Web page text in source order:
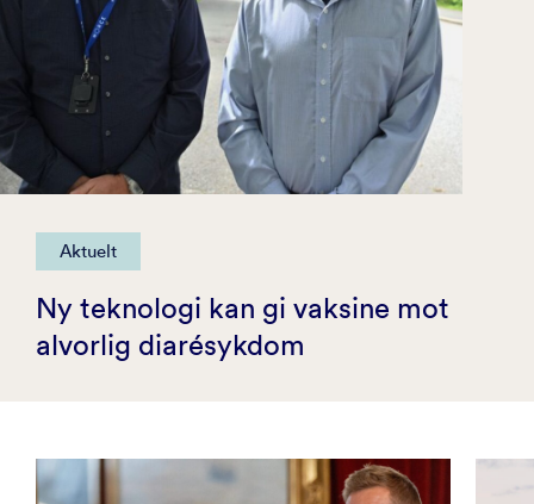
Aktuelt
Ny teknologi kan gi vaksine mot
alvorlig diarésykdom